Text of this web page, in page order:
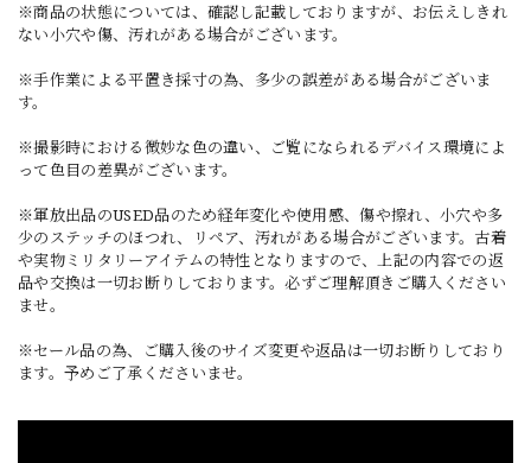
※商品の状態については、確認し記載しておりますが、お伝えしきれ
ない小穴や傷、汚れがある場合がございます。
※手作業による平置き採寸の為、多少の誤差がある場合がございま
す。
※撮影時における微妙な色の違い、ご覧になられるデバイス環境によ
って色目の差異がございます。
※軍放出品のUSED品のため経年変化や使用感、傷や擦れ、小穴や多
少のステッチのほつれ、リペア、汚れがある場合がございます。古着
や実物ミリタリーアイテムの特性となりますので、上記の内容での返
品や交換は一切お断りしております。必ずご理解頂きご購入ください
ませ。
※セール品の為、ご購入後のサイズ変更や返品は一切お断りしており
ます。予めご了承くださいませ。